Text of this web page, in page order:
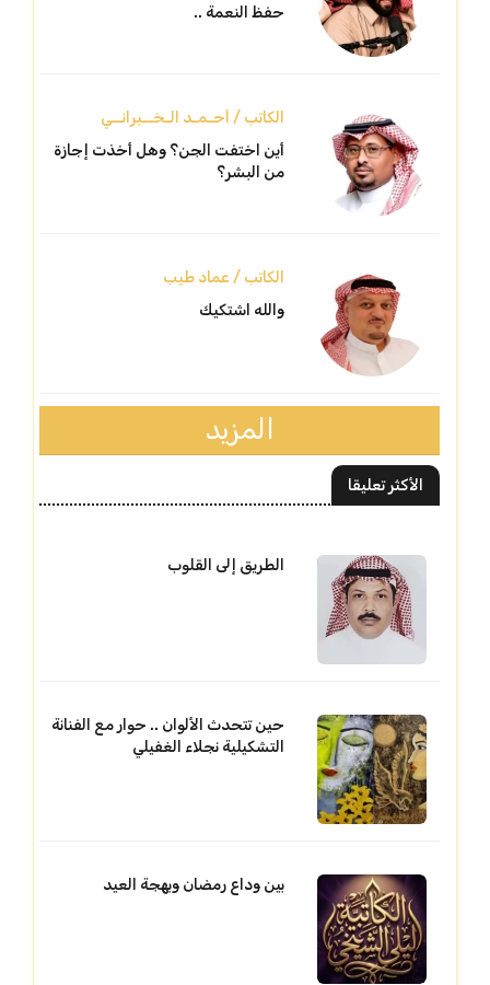
حفظ النعمة ..
الكاتب / أحـمـد الـخــبرانــي
أين اختفت الجن؟ وهل أخذت إجازة
من البشر؟
الكاتب / عماد طيب
والله اشتكيك
المزيد
الأكثر تعليقا
الطريق إلى القلوب
حين تتحدث الألوان .. حوار مع الفنانة
التشكيلية نجلاء الغفيلي
بين وداع رمضان وبهجة العيد